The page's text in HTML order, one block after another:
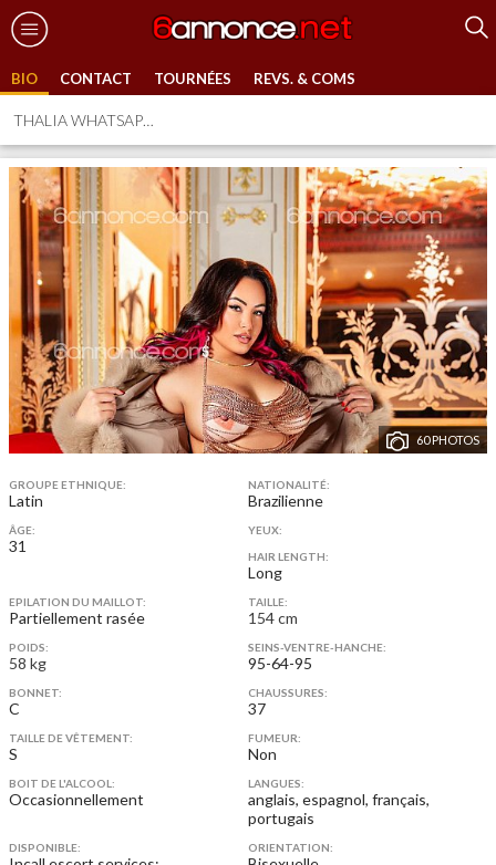
BIO CONTACT TOURNÉES REVS. & COMS
THALIA WHATSAPP SVP
60 PHOTOS
GROUPE ETHNIQUE:
Latin
NATIONALITÉ:
Brazilienne
ÂGE:
31
YEUX:
HAIR LENGTH:
Long
EPILATION DU MAILLOT:
Partiellement rasée
TAILLE:
154 cm
POIDS:
58 kg
SEINS-VENTRE-HANCHE:
95-64-95
BONNET:
C
CHAUSSURES:
37
TAILLE DE VÊTEMENT:
S
FUMEUR:
Non
BOIT DE L'ALCOOL:
Occasionnellement
LANGUES:
anglais, espagnol, français,
portugais
DISPONIBLE: ORIENTATION: